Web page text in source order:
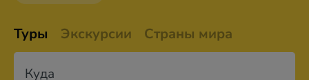
Туры Экскурсии Страны мира
Куда